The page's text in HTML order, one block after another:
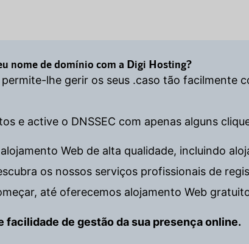
nome de domínio com a Digi Hosting?
lhe gerir os seus .caso tão facilmente
e active o DNSSEC com apenas alguns
Web de alta qualidade, incluindo
os nossos serviços profissionais de
até oferecemos alojamento Web
facilidade de gestão da sua presença online.